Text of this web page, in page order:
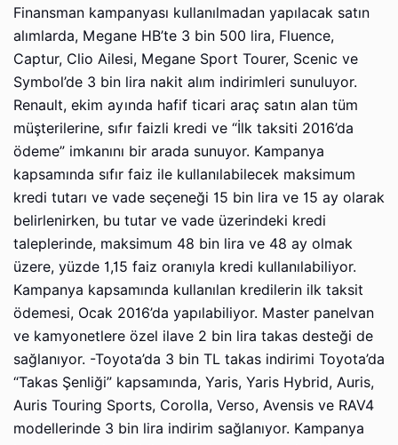
Finansman kampanyası kullanılmadan yapılacak satın
alımlarda, Megane HB’te 3 bin 500 lira, Fluence,
Captur, Clio Ailesi, Megane Sport Tourer, Scenic ve
Symbol’de 3 bin lira nakit alım indirimleri sunuluyor.
Renault, ekim ayında hafif ticari araç satın alan tüm
müşterilerine, sıfır faizli kredi ve “İlk taksiti 2016’da
ödeme” imkanını bir arada sunuyor. Kampanya
kapsamında sıfır faiz ile kullanılabilecek maksimum
kredi tutarı ve vade seçeneği 15 bin lira ve 15 ay olarak
belirlenirken, bu tutar ve vade üzerindeki kredi
taleplerinde, maksimum 48 bin lira ve 48 ay olmak
üzere, yüzde 1,15 faiz oranıyla kredi kullanılabiliyor.
Kampanya kapsamında kullanılan kredilerin ilk taksit
ödemesi, Ocak 2016’da yapılabiliyor. Master panelvan
ve kamyonetlere özel ilave 2 bin lira takas desteği de
sağlanıyor. -Toyota’da 3 bin TL takas indirimi Toyota’da
“Takas Şenliği” kapsamında, Yaris, Yaris Hybrid, Auris,
Auris Touring Sports, Corolla, Verso, Avensis ve RAV4
modellerinde 3 bin lira indirim sağlanıyor. Kampanya